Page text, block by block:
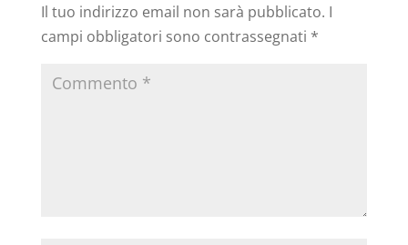
Il tuo indirizzo email non sarà pubblicato. I
campi obbligatori sono contrassegnati *